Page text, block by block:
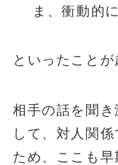
ま、衝動的
といったことが
相手の話を聞き
して、対人関
ため、ここも